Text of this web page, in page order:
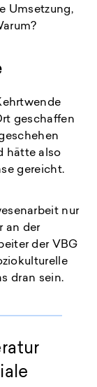
Umsetzung,
geschaffen
hätte also
gereicht.
nur
an der
der VBG
dran sein.